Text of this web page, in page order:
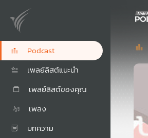
Podcast
เพลย์ลิสต์แนะนำ
เพลย์ลิสต์ของคุณ
เพลง
บทความ